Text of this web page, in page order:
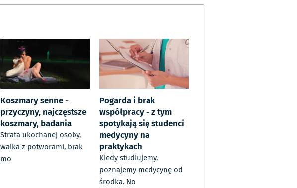
Koszmary senne -
przyczyny, najczęstsze
koszmary, badania
Strata ukochanej osoby,
walka z potworami, brak
mo
Pogarda i brak
współpracy - z tym
spotykają się studenci
medycyny na
praktykach
Kiedy studiujemy,
poznajemy medycynę od
środka. No